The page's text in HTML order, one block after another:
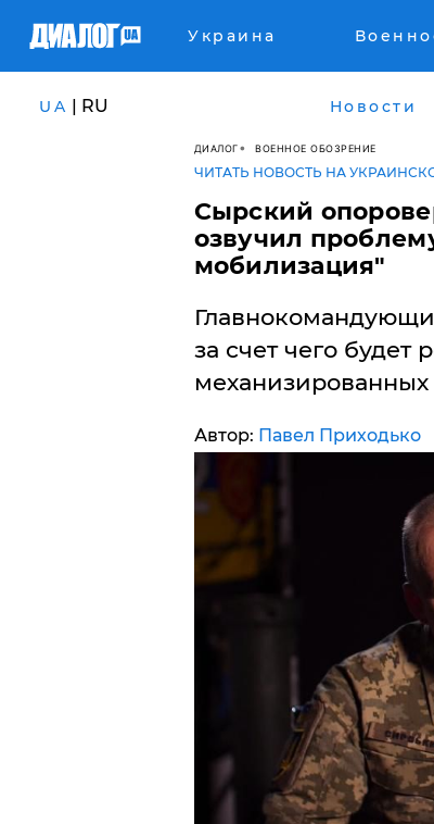
Украина
UA | RU Новости
ДИАЛОГ ВОЕННОЕ ОБОЗРЕНИЕ
ЧИТАТЬ НОВОСТЬ НА
Сырский
озвучил
мобилизация"
за счет чего будет
механизированных
Автор: Павел Приходько